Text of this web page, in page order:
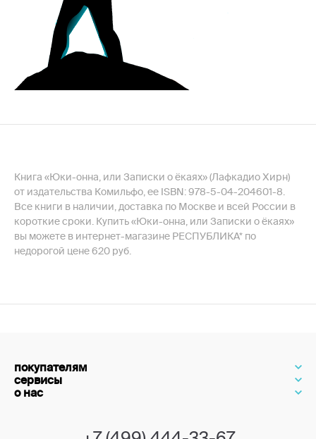
Книга «Юки-онна, или Записки о ёкаях» (Лафкадио Хирн)
от издательства Комильфо, ее ISBN: 978-5-04-204601-8.
Все книги в наличии, доставка по Москве и всей России в
короткие сроки. Купить «Юки-онна, или Записки о ёкаях»
вы можете в интернет-магазине РЕСПУБЛИКА* по
недорогой цене 620 руб.
покупателям
сервисы
о нас